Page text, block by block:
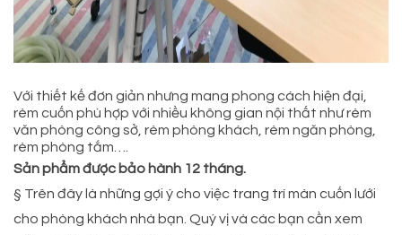
Với thiết kế đơn giản nhưng mang phong cách hiện đại,
rèm cuốn phù hợp với nhiều không gian nội thất như rèm
văn phòng công sở, rèm phòng khách, rèm ngăn phòng,
rèm phòng tắm….
Sản phẩm được bảo hành 12 tháng.
§ Trên đây là những gợi ý cho việc trang trí màn cuốn lưới
cho phòng khách nhà bạn. Quý vị và các bạn cần xem